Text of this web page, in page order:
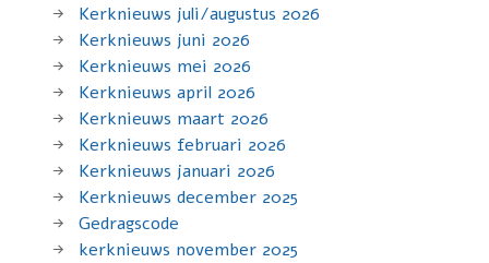
Kerknieuws juli/augustus 2026
Kerknieuws juni 2026
Kerknieuws mei 2026
Kerknieuws april 2026
Kerknieuws maart 2026
Kerknieuws februari 2026
Kerknieuws januari 2026
Kerknieuws december 2025
Gedragscode
kerknieuws november 2025